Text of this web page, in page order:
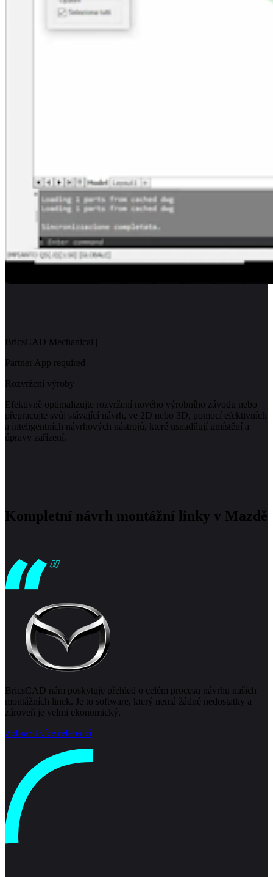
BricsCAD Mechanical |
Partner App required
Rozvržení výroby
Efektivně optimalizujte rozvržení nového výrobního závodu nebo
přepracujte svůj stávající návrh, ve 2D nebo 3D, pomocí efektivních
a inteligentních návrhových nástrojů, které usnadňují umístění a
úpravy zařízení.
Kompletní návrh montážní linky v Mazdě
BricsCAD nám poskytuje přehled o celém procesu návrhu našich
montážních linek. Je to software, který nemá žádné nedostatky a
zároveň je velmi ekonomický.
Zobrazit více referencí